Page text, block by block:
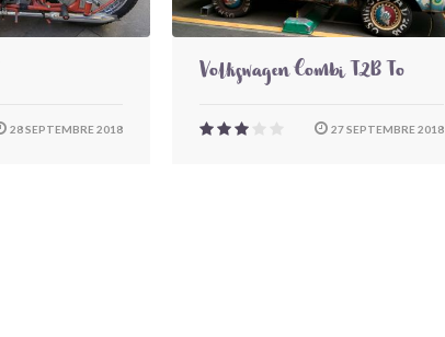
28 SEPTEMBRE 2018
Volkswagen Combi T2B To
27 SEPTEMBRE 2018